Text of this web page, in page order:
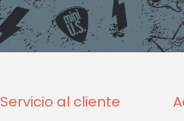
Servicio al cliente